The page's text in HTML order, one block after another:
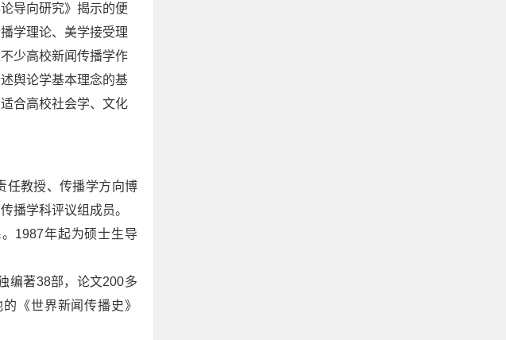
导向研究》揭示的便
学理论、美学接受理
少高校新闻传播学作
舆论学基本理念的基
合高校社会学、文化
任教授、传播学方向博
播学科评议组成员。
1987年起为硕士生导
编著38部，论文200多
《世界新闻传播史》